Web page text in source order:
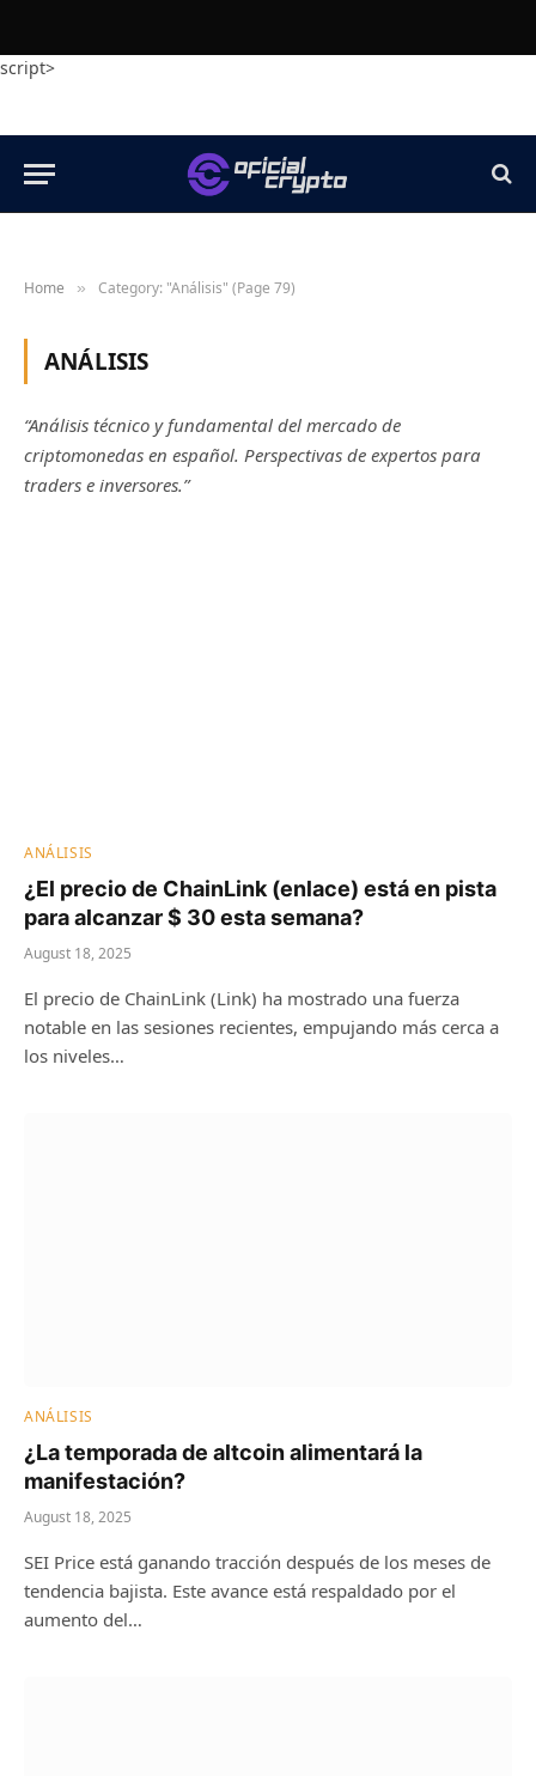
script>
Home » Category: "Análisis" (Page 79)
ANÁLISIS
“Análisis técnico y fundamental del mercado de
criptomonedas en español. Perspectivas de expertos para
traders e inversores.”
ANÁLISIS
¿El precio de ChainLink (enlace) está en pista
para alcanzar $ 30 esta semana?
August 18, 2025
El precio de ChainLink (Link) ha mostrado una fuerza
notable en las sesiones recientes, empujando más cerca a
los niveles…
ANÁLISIS
¿La temporada de altcoin alimentará la
manifestación?
August 18, 2025
SEI Price está ganando tracción después de los meses de
tendencia bajista. Este avance está respaldado por el
aumento del…